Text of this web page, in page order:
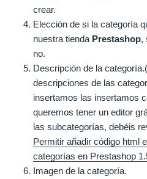
crear.
Elección de si la categoría
nuestra tienda Prestashop,
no.
Descripción de la
descripciones de las
insertamos las insertamos
queremos tener un editor
las subcategorías, debéis
Permitir añadir código html
categorías en Prestashop
Imagen de la categoría.